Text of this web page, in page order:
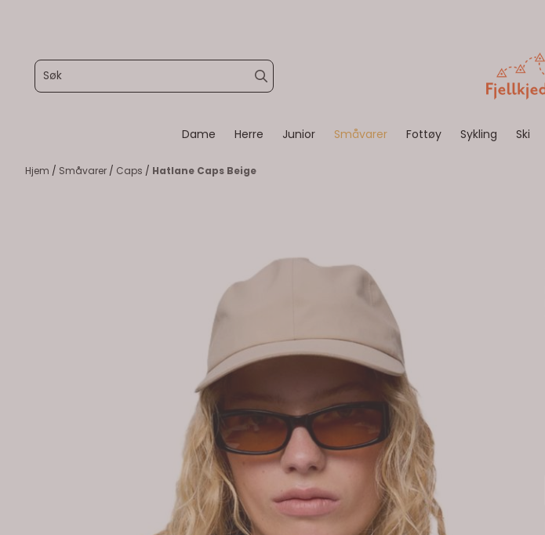
Dame Herre Junior Småvarer Fottøy Sykling Ski
Hjem / Småvarer / Caps / Hatlane Caps Beige